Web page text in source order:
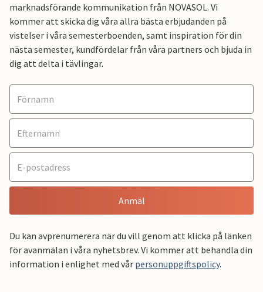
marknadsförande kommunikation från NOVASOL. Vi
kommer att skicka dig våra allra bästa erbjudanden på
vistelser i våra semesterboenden, samt inspiration för din
nästa semester, kundfördelar från våra partners och bjuda in
dig att delta i tävlingar.
Anmäl
Du kan avprenumerera när du vill genom att klicka på länken
för avanmälan i våra nyhetsbrev. Vi kommer att behandla din
information i enlighet med vår personuppgiftspolicy.